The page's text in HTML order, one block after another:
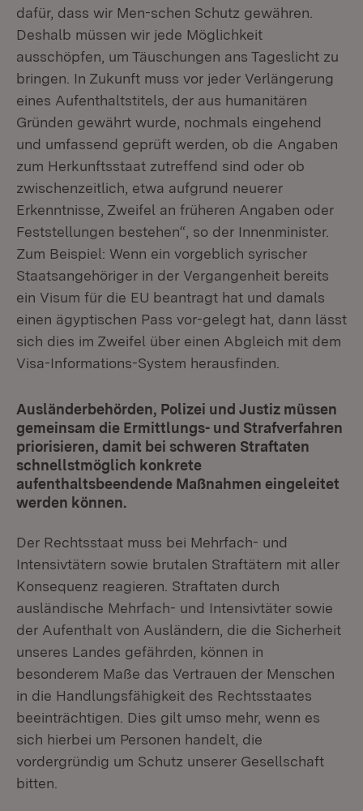
dafür, dass wir Men-schen Schutz gewähren.
Deshalb müssen wir jede Möglichkeit
ausschöpfen, um Täuschungen ans Tageslicht zu
bringen. In Zukunft muss vor jeder Verlängerung
eines Aufenthaltstitels, der aus humanitären
Gründen gewährt wurde, nochmals eingehend
und umfassend geprüft werden, ob die Angaben
zum Herkunftsstaat zutreffend sind oder ob
zwischenzeitlich, etwa aufgrund neuerer
Erkenntnisse, Zweifel an früheren Angaben oder
Feststellungen bestehen“, so der Innenminister.
Zum Beispiel: Wenn ein vorgeblich syrischer
Staatsangehöriger in der Vergangenheit bereits
ein Visum für die EU beantragt hat und damals
einen ägyptischen Pass vor-gelegt hat, dann lässt
sich dies im Zweifel über einen Abgleich mit dem
Visa-Informations-System herausfinden.
Ausländerbehörden, Polizei und Justiz müssen
gemeinsam die Ermittlungs- und Strafverfahren
priorisieren, damit bei schweren Straftaten
schnellstmöglich konkrete
aufenthaltsbeendende Maßnahmen eingeleitet
werden können.
Der Rechtsstaat muss bei Mehrfach- und
Intensivtätern sowie brutalen Straftätern mit aller
Konsequenz reagieren. Straftaten durch
ausländische Mehrfach- und Intensivtäter sowie
der Aufenthalt von Ausländern, die die Sicherheit
unseres Landes gefährden, können in
besonderem Maße das Vertrauen der Menschen
in die Handlungsfähigkeit des Rechtsstaates
beeinträchtigen. Dies gilt umso mehr, wenn es
sich hierbei um Personen handelt, die
vordergründig um Schutz unserer Gesellschaft
bitten.